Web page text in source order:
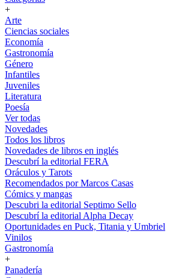
+
Arte
Ciencias sociales
Economía
Gastronomía
Género
Infantiles
Juveniles
Literatura
Poesía
Ver todas
Novedades
Todos los libros
Novedades de libros en inglés
Descubrí la editorial FERA
Oráculos y Tarots
Recomendados por Marcos Casas
Cómics y mangas
Descubri la editorial Septimo Sello
Descubrí la editorial Alpha Decay
Oportunidades en Puck, Titania y Umbriel
Vinilos
Gastronomía
+
Panadería